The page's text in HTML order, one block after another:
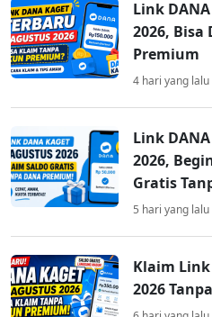
Link
2026,
Premium
4 hari yang lalu
Link
2026,
Gratis
5 hari yang lalu
Klaim Link
2026